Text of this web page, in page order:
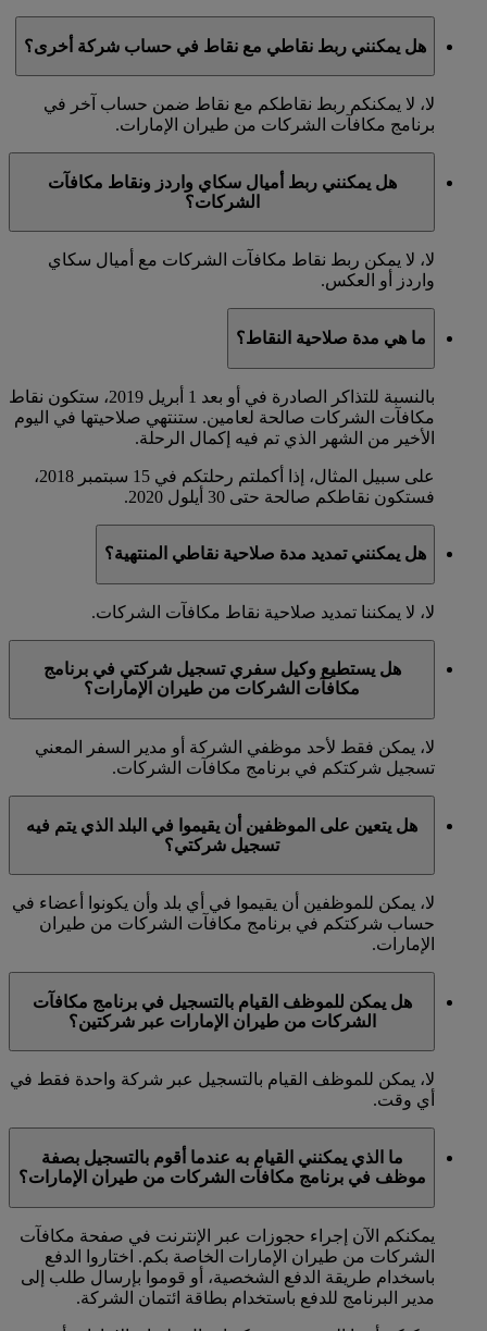
هل يمكنني ربط نقاطي مع نقاط في حساب شركة أخرى؟
لا، لا يمكنكم ربط نقاطكم مع نقاط ضمن حساب آخر في
برنامج مكافآت الشركات من طيران الإمارات.
هل يمكنني ربط أميال سكاي واردز ونقاط مكافآت
الشركات؟
لا، لا يمكن ربط نقاط مكافآت الشركات مع أميال سكاي
واردز أو العكس.
ما هي مدة صلاحية النقاط؟
بالنسبة للتذاكر الصادرة في أو بعد 1 أبريل 2019، ستكون نقاط
مكافآت الشركات صالحة لعامين. ستنتهي صلاحيتها في اليوم
الأخير من الشهر الذي تم فيه إكمال الرحلة.
على سبيل المثال، إذا أكملتم رحلتكم في 15 سبتمبر 2018،
فستكون نقاطكم صالحة حتى 30 أيلول 2020.
هل يمكنني تمديد مدة صلاحية نقاطي المنتهية؟
لا، لا يمكننا تمديد صلاحية نقاط مكافآت الشركات.
هل يستطيع وكيل سفري تسجيل شركتي في برنامج
مكافآت الشركات من طيران الإمارات؟
لا، يمكن فقط لأحد موظفي الشركة أو مدير السفر المعني
تسجيل شركتكم في برنامج مكافآت الشركات.
هل يتعين على الموظفين أن يقيموا في البلد الذي يتم فيه
تسجيل شركتي؟
لا، يمكن للموظفين أن يقيموا في أي بلد وأن يكونوا أعضاء في
حساب شركتكم في برنامج مكافآت الشركات من طيران
الإمارات.
هل يمكن للموظف القيام بالتسجيل في برنامج مكافآت
الشركات من طيران الإمارات عبر شركتين؟
لا، يمكن للموظف القيام بالتسجيل عبر شركة واحدة فقط في
أي وقت.
ما الذي يمكنني القيام به عندما أقوم بالتسجيل بصفة
موظف في برنامج مكافآت الشركات من طيران الإمارات؟
يمكنكم الآن إجراء حجوزات عبر الإنترنت في صفحة مكافآت
الشركات من طيران الإمارات الخاصة بكم. اختاروا الدفع
باسخدام طريقة الدفع الشخصية، أو قوموا بإرسال طلب إلى
مدير البرنامج للدفع باستخدام بطاقة ائتمان الشركة.